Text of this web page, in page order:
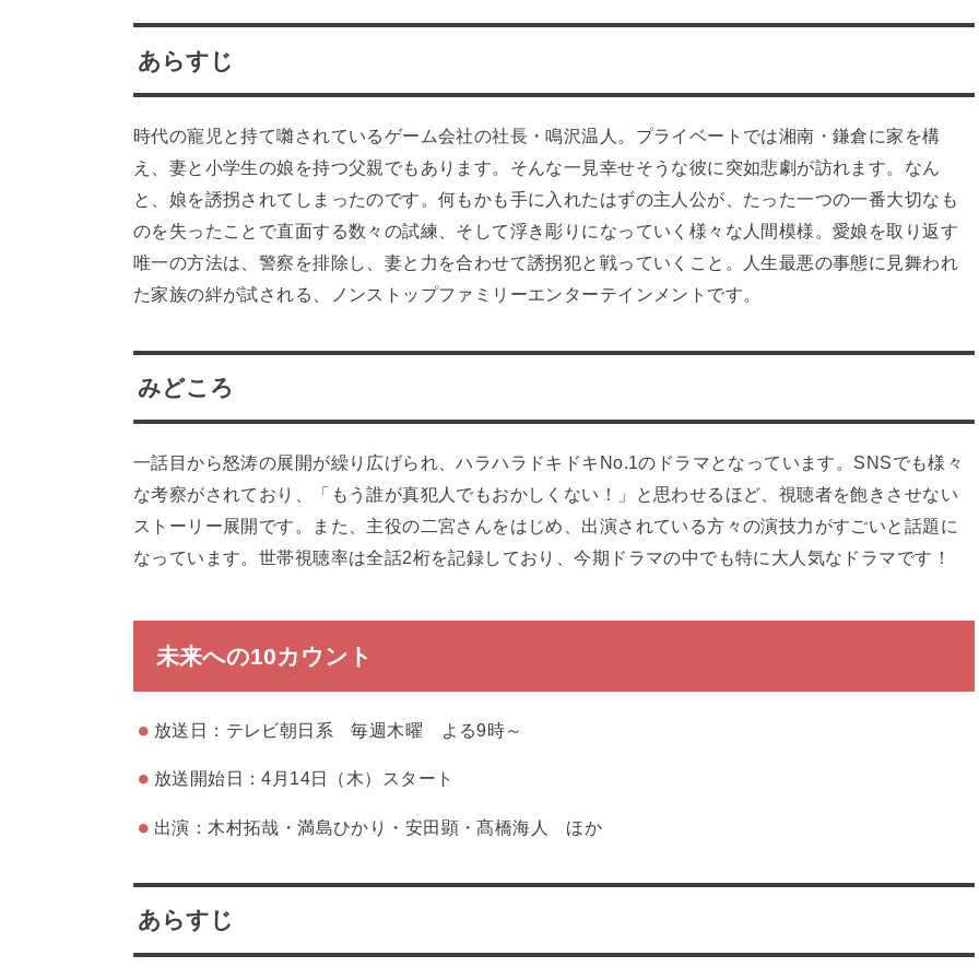
あらすじ
時代の寵児と持て囃されているゲーム会社の社長・鳴沢温人。プライベートでは湘南・鎌倉に家を構
え、妻と小学生の娘を持つ父親でもあります。そんな一見幸せそうな彼に突如悲劇が訪れます。なん
と、娘を誘拐されてしまったのです。何もかも手に入れたはずの主人公が、たった一つの一番大切なも
のを失ったことで直面する数々の試練、そして浮き彫りになっていく様々な人間模様。愛娘を取り返す
唯一の方法は、警察を排除し、妻と力を合わせて誘拐犯と戦っていくこと。人生最悪の事態に見舞われ
た家族の絆が試される、ノンストップファミリーエンターテインメントです。
みどころ
一話目から怒涛の展開が繰り広げられ、ハラハラドキドキNo.1のドラマとなっています。SNSでも様々
な考察がされており、「もう誰が真犯人でもおかしくない！」と思わせるほど、視聴者を飽きさせない
ストーリー展開です。また、主役の二宮さんをはじめ、出演されている方々の演技力がすごいと話題に
なっています。世帯視聴率は全話2桁を記録しており、今期ドラマの中でも特に大人気なドラマです！
未来への10カウント
放送日：テレビ朝日系 毎週木曜 よる9時～
放送開始日：4月14日（木）スタート
出演：木村拓哉・満島ひかり・安田顕・髙橋海人 ほか
あらすじ